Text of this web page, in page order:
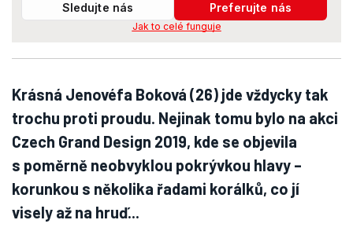
Sledujte nás
Preferujte nás
Jak to celé funguje
Krásná Jenovéfa Boková (26) jde vždycky tak
trochu proti proudu. Nejinak tomu bylo na akci
Czech Grand Design 2019, kde se objevila
s poměrně neobvyklou pokrývkou hlavy –
korunkou s několika řadami korálků, co jí
visely až na hruď...